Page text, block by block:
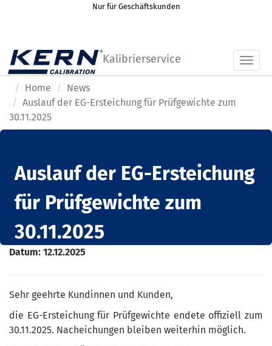
Nur für Geschäftskunden
Kalibrierservice
Home
News
Auslauf der EG-Ersteichung für Prüfgewichte zum
30.11.2025
Auslauf der EG-Ersteichung
für Prüfgewichte zum
30.11.2025
Datum: 12.12.2025
Sehr geehrte Kundinnen und Kunden,
die EG-Ersteichung für Prüfgewichte endete offiziell zum
30.11.2025. Nacheichungen bleiben weiterhin möglich.